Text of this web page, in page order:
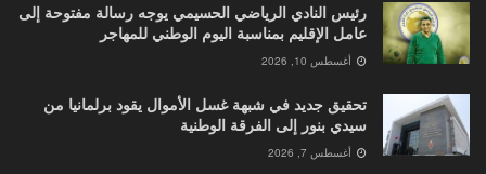
رئيس النادي الرياضي الحسيمي يوجه رسالة مفتوحة إلى
عامل الإقليم بمناسبة اليوم الوطني للمهاجر
أغسطس 10, 2026
تحقيق جديد في شبهة غسل الأموال يقود برلمانيا من
سيدي بنور إلى الفرقة الوطنية
أغسطس 7, 2026